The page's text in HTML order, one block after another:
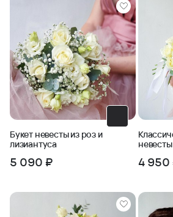
Букет невесты из роз и
лизиантуса
5 090 ₽ 4 950